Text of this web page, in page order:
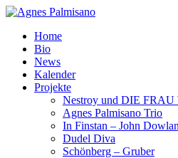
Home
Bio
News
Kalender
Projekte
Nestroy und DIE FRAU
Agnes Palmisano Trio
In Finstan – John
Dudel Diva
Schönberg – Gruber